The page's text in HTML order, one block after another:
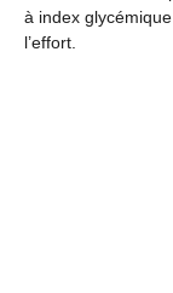
à index
l’effort.